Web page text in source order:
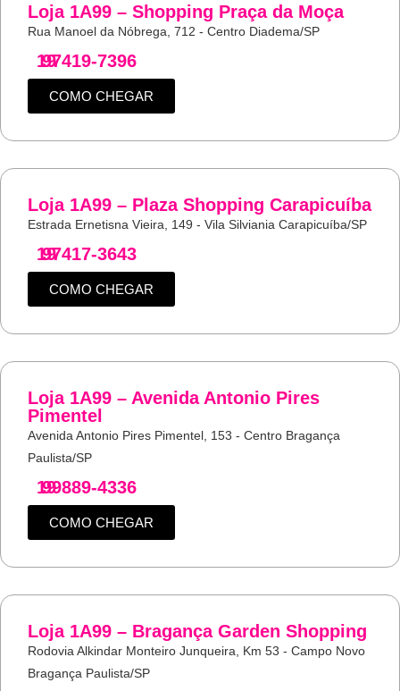
Loja 1A99 – Shopping Praça da Moça
Rua Manoel da Nóbrega, 712 - Centro Diadema/SP
19
97419-7396
COMO CHEGAR
Loja 1A99 – Plaza Shopping Carapicuíba
Estrada Ernetisna Vieira, 149 - Vila Silviania Carapicuíba/SP
19
97417-3643
COMO CHEGAR
Loja 1A99 – Avenida Antonio Pires
Pimentel
Avenida Antonio Pires Pimentel, 153 - Centro Bragança
Paulista/SP
19
99889-4336
COMO CHEGAR
Loja 1A99 – Bragança Garden Shopping
Rodovia Alkindar Monteiro Junqueira, Km 53 - Campo Novo
Bragança Paulista/SP